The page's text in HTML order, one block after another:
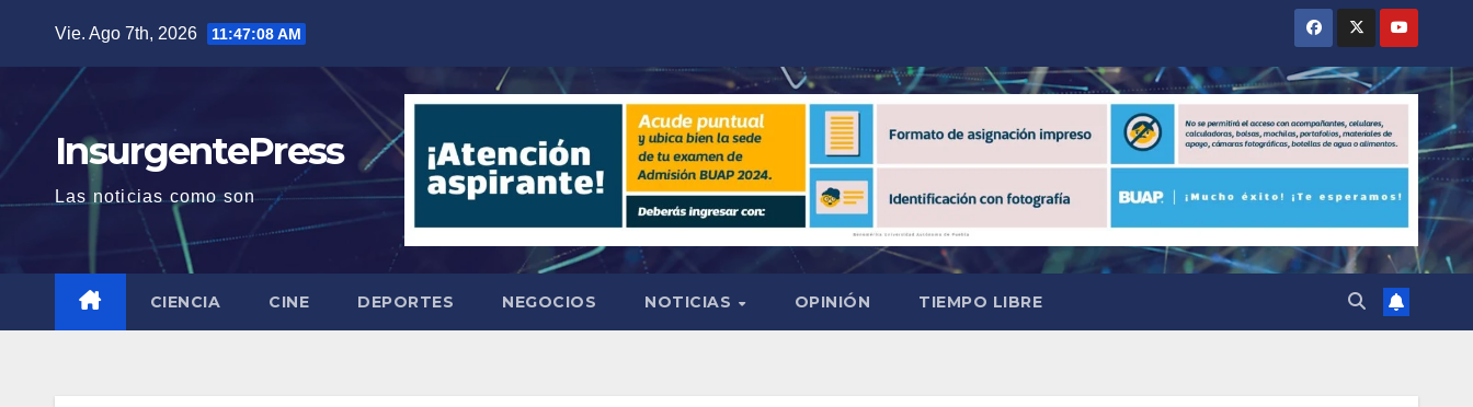
contenido
Vie. Ago 7th, 2026 11:47:09 AM
InsurgentePress
Las noticias como son
CIENCIA CINE DEPORTES NEGOCIOS NOTICIAS OPINIÓN TIEMPO LIBRE